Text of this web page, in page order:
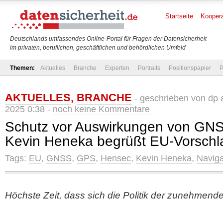
Deutschlands umfassendes Online-Portal für Fragen der Datensicherheit
im privaten, beruflichen, geschäftlichen und behördlichen Umfeld
Startseite
Themen: Aktuelles Branche Experten Portraits Positionspapier
AKTUELLES, BRANCHE - geschrieben von dp
2025 0:38 - noch keine Kommentare
Schutz vor Auswirkungen von
Kevin Heneka begrüßt EU-
Tags: EU, GNSS, GPS, Hensec, Kevin Heneka,
Höchste Zeit, dass sich die Politik der